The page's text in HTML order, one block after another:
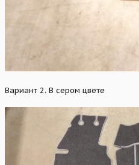
Вариант 2. В сером цвете